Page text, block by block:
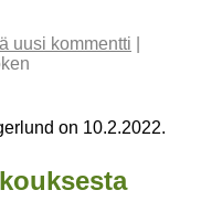
uusi kommentti
on 10.2.2022.